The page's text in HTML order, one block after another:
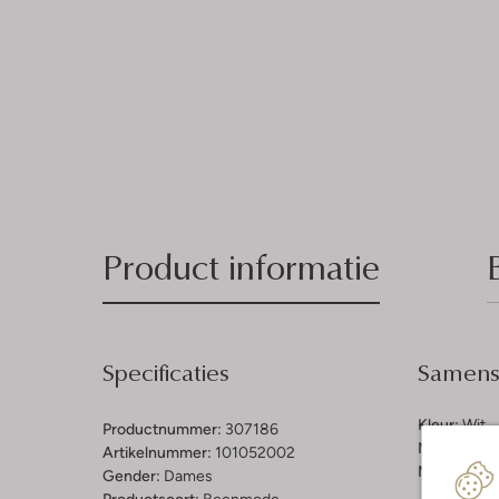
Product informatie
Specificaties
Productnummer: 307186
Artikelnummer: 101052002
Gender: Dames
Kleur:Wit
Materiaal
Materiaal